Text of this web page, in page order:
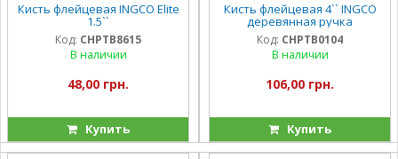
Кисть флейцевая INGCO Elite
1.5``
Код: CHPTB8615
В наличии
48,00 грн.
Купить
Кисть флейцевая 4`` INGCO
деревянная ручка
Код: CHPTB0104
В наличии
106,00 грн.
Купить